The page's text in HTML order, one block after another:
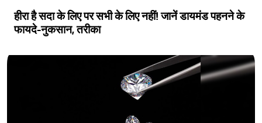
हीरा है सदा के लिए पर सभी के लिए नहीं! जानें डायमंड पहनने के
फायदे-नुकसान, तरीका